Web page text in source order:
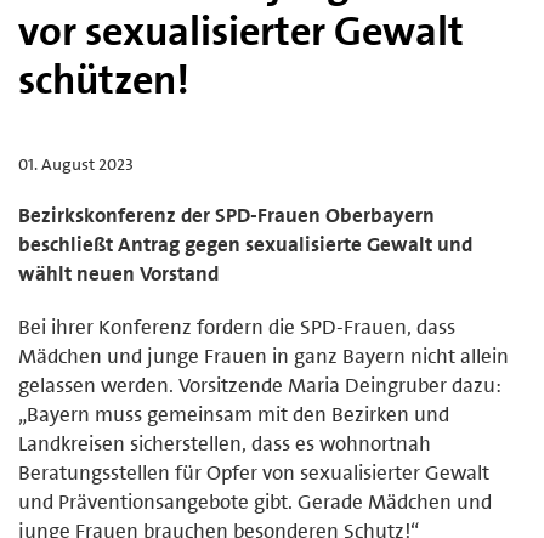
vor sexualisierter Gewalt
schützen!
01. August 2023
Bezirkskonferenz der SPD-Frauen Oberbayern
beschließt Antrag gegen sexualisierte Gewalt und
wählt neuen Vorstand
Bei ihrer Konferenz fordern die SPD-Frauen, dass
Mädchen und junge Frauen in ganz Bayern nicht allein
gelassen werden. Vorsitzende Maria Deingruber dazu:
„Bayern muss gemeinsam mit den Bezirken und
Landkreisen sicherstellen, dass es wohnortnah
Beratungsstellen für Opfer von sexualisierter Gewalt
und Präventionsangebote gibt. Gerade Mädchen und
junge Frauen brauchen besonderen Schutz!“